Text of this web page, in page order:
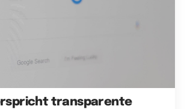
transparente